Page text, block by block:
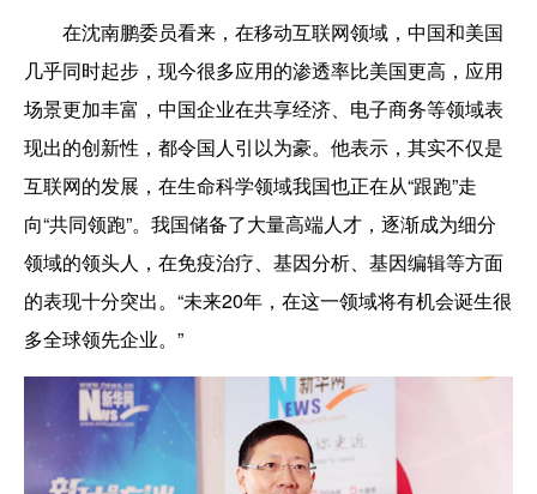
在沈南鹏委员看来，在移动互联网领域，中国和美国
几乎同时起步，现今很多应用的渗透率比美国更高，应用
场景更加丰富，中国企业在共享经济、电子商务等领域表
现出的创新性，都令国人引以为豪。他表示，其实不仅是
互联网的发展，在生命科学领域我国也正在从“跟跑”走
向“共同领跑”。 我国储备了大量高端人才，逐渐成为细分
领域的领头人，在免疫治疗、基因分析、基因编辑等方面
的表现十分突出。“未来20年，在这一领域将有机会诞生很
多全球领先企业。”